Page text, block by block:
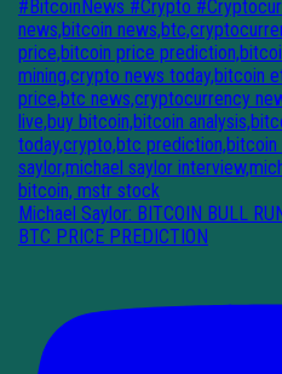
Michael Saylor: BITCOIN BULL
BTC PRICE PREDICTION